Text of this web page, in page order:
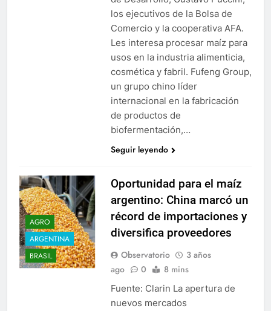
los ejecutivos de la Bolsa de
Comercio y la cooperativa AFA.
Les interesa procesar maíz para
usos en la industria alimenticia,
cosmética y fabril. Fufeng Group,
un grupo chino líder
internacional en la fabricación
de productos de
biofermentación,…
Seguir leyendo
AGRO
ARGENTINA
BRASIL
Oportunidad para el maíz
argentino: China marcó un
récord de importaciones y
diversifica proveedores
Observatorio
3 años
ago
0 8 mins
Fuente: Clarin La apertura de
nuevos mercados